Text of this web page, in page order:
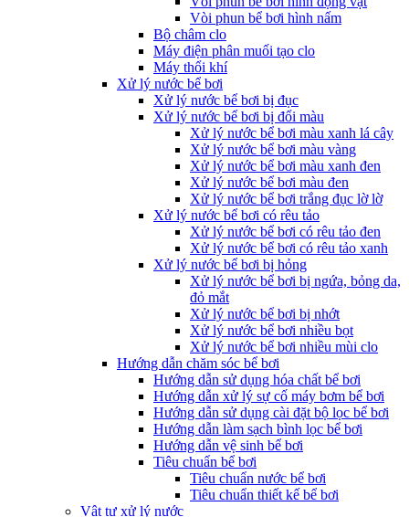
Vòi phun bể bơi hình nấm
Bộ châm clo
Máy điện phân muối tạo clo
Máy thổi khí
Xử lý nước bể bơi
Xử lý nước bể bơi bị đục
Xử lý nước bể bơi bị đổi màu
Xử lý nước bể bơi màu xanh lá cây
Xử lý nước bể bơi màu vàng
Xử lý nước bể bơi màu xanh đen
Xử lý nước bể bơi màu đen
Xử lý nước bể bơi trắng đục lờ lờ
Xử lý nước bể bơi có rêu tảo
Xử lý nước bể bơi có rêu tảo đen
Xử lý nước bể bơi có rêu tảo xanh
Xử lý nước bể bơi bị hỏng
Xử lý nước bể bơi bị ngứa, bỏng da,
đỏ mắt
Xử lý nước bể bơi bị nhớt
Xử lý nước bể bơi nhiều bọt
Xử lý nước bể bơi nhiều mùi clo
Hướng dẫn chăm sóc bể bơi
Hướng dẫn sử dụng hóa chất bể bơi
Hướng dẫn xử lý sự cố máy bơm bể bơi
Hướng dẫn sử dụng cài đặt bộ lọc bể bơi
Hướng dẫn làm sạch bình lọc bể bơi
Hướng dẫn vệ sinh bể bơi
Tiêu chuẩn bể bơi
Tiêu chuẩn nước bể bơi
Tiêu chuẩn thiết kế bể bơi
Vật tư xử lý nước